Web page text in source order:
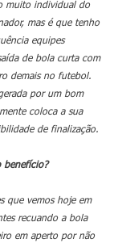
muito individual do
mas é que tenho
equipes
de bola curta com
demais no futebol.
por um bom
coloca a sua
de finalização.
benefício?
que vemos hoje em
recuando a bola
em aperto por não